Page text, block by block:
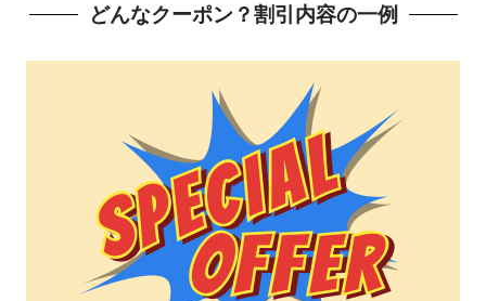
どんなクーポン？割引内容の一例